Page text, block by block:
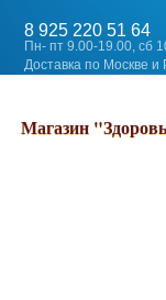
8 925 220 51 64
Пн- пт 9.00-19.00, сб
Доставка по Москве и
Магазин